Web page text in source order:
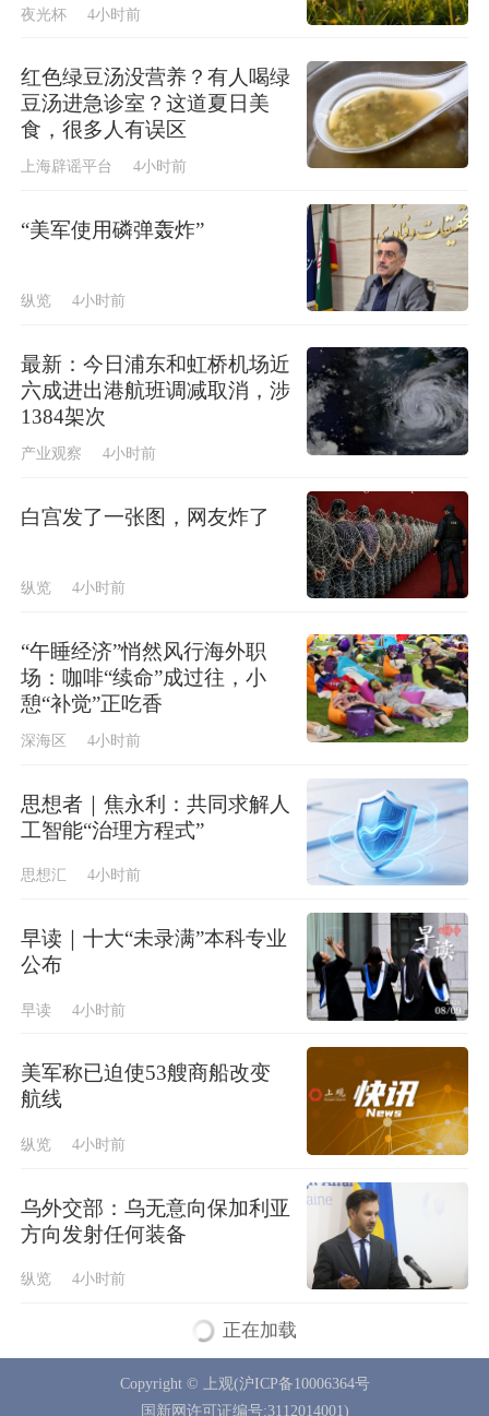
夜光杯 4小时前
红色绿豆汤没营养？有人喝绿
豆汤进急诊室？这道夏日美
食，很多人有误区
上海辟谣平台 4小时前
“美军使用磷弹轰炸”
纵览 4小时前
最新：今日浦东和虹桥机场近
六成进出港航班调减取消，涉
1384架次
产业观察 4小时前
白宫发了一张图，网友炸了
纵览 4小时前
“午睡经济”悄然风行海外职
场：咖啡“续命”成过往，小
憩“补觉”正吃香
深海区 4小时前
思想者｜焦永利：共同求解人
工智能“治理方程式”
思想汇 4小时前
早读｜十大“未录满”本科专业
公布
早读 4小时前
美军称已迫使53艘商船改变
航线
纵览 4小时前
乌外交部：乌无意向保加利亚
方向发射任何装备
纵览 4小时前
正在加载
Copyright © 上观(沪ICP备10006364号
国新网许可证编号:3112014001)